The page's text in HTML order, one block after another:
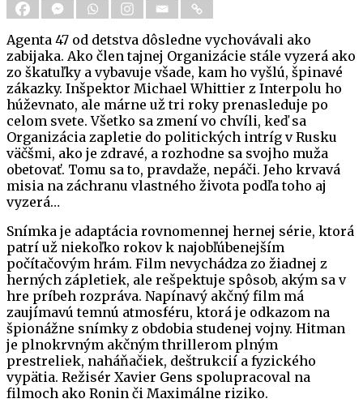
Agenta 47 od detstva dôsledne vychovávali ako
zabijaka. Ako člen tajnej Organizácie stále vyzerá ako
zo škatuľky a vybavuje všade, kam ho vyšlú, špinavé
zákazky. Inšpektor Michael Whittier z Interpolu ho
húževnato, ale márne už tri roky prenasleduje po
celom svete. Všetko sa zmení vo chvíli, keď sa
Organizácia zapletie do politických intríg v Rusku
väčšmi, ako je zdravé, a rozhodne sa svojho muža
obetovať. Tomu sa to, pravdaže, nepáči. Jeho krvavá
misia na záchranu vlastného života podľa toho aj
vyzerá…
Snímka je adaptácia rovnomennej hernej série, ktorá
patrí už niekoľko rokov k najobľúbenejším
počítačovým hrám. Film nevychádza zo žiadnej z
herných zápletiek, ale rešpektuje spôsob, akým sa v
hre príbeh rozpráva. Napínavý akčný film má
zaujímavú temnú atmosféru, ktorá je odkazom na
špionážne snímky z obdobia studenej vojny. Hitman
je plnokrvným akčným thrillerom plným
prestreliek, naháňačiek, deštrukcií a fyzického
vypätia. Režisér Xavier Gens spolupracoval na
filmoch ako Ronin či Maximálne riziko.